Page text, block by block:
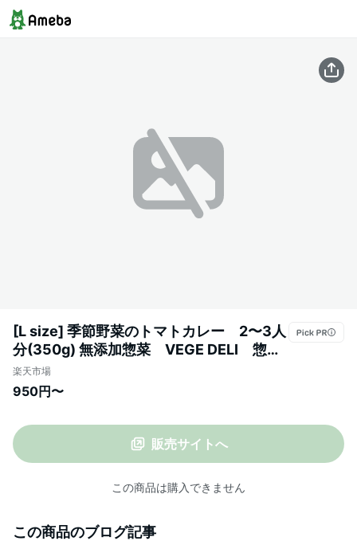
[L size] 季節野菜のトマトカレー 2〜3人
分(350g) 無添加惣菜 VEGE DELI 惣
菜 おかず 旬 季節 無農薬野菜 トマ
ト カレー ヴィーガン 化学調味料無添
短 冷蔵 おうちごはん アレンジ 選べ
る 八百屋 京都 西日本
楽天市場
950円〜
販売サイトへ
この商品は購入できません
この商品のブログ記事